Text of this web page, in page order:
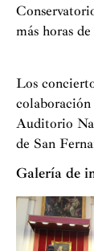
más horas
Los
Auditorio
de San
Galería de